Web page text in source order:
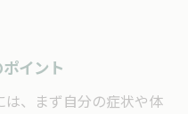
イント
、まず自分の症状や体